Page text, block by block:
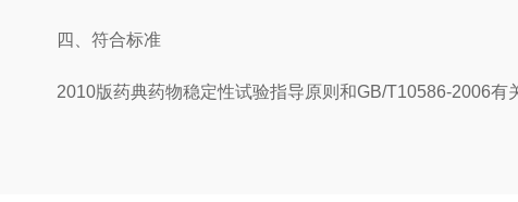
四、符合标准
2010版药典药物稳定性试验指导原则和GB/T10586-2006有